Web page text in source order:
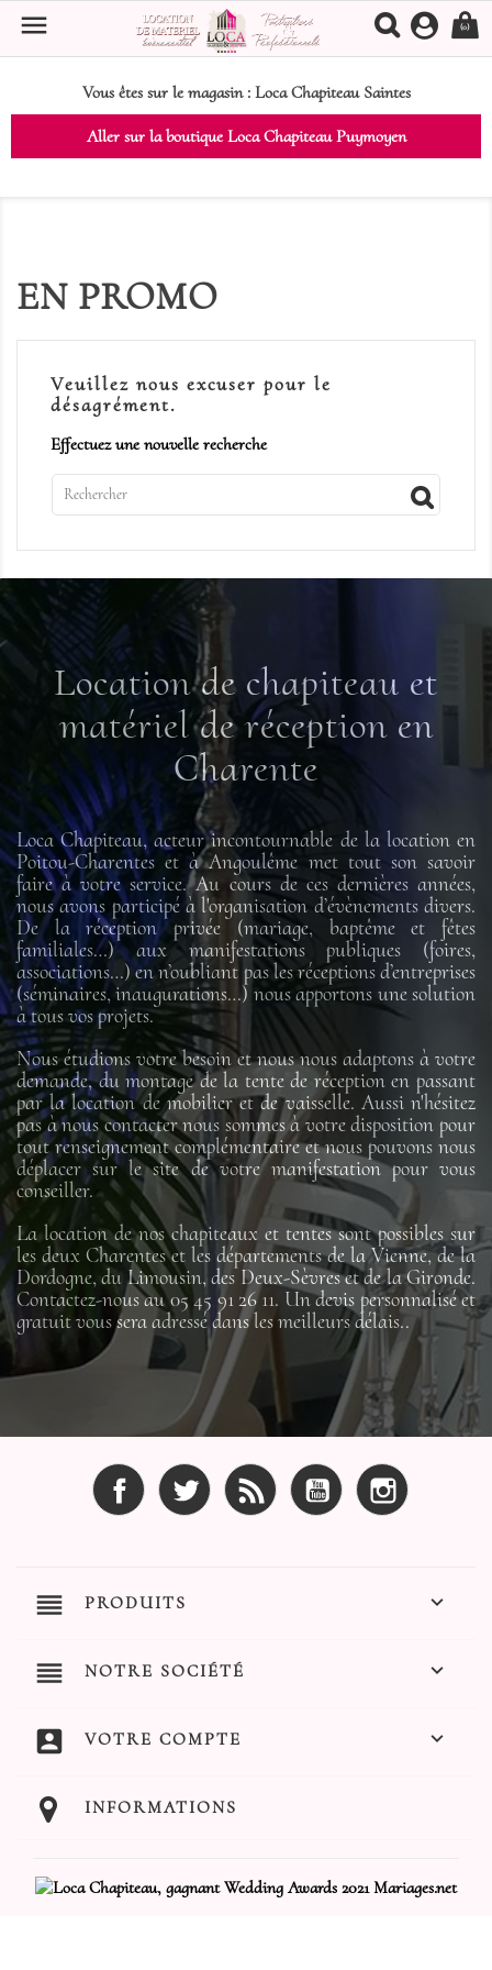
Vous êtes sur le magasin :Loca Chapiteau Saintes
Aller sur la boutique Loca Chapiteau Puymoyen
 (0)
EN PROMO
Veuillez nous excuser pour le
désagrément.
Effectuez une nouvelle recherche
Location de chapiteau et
matériel de réception en
Charente
Loca Chapiteau, acteur incontournable de la location en
Poitou-Charentes et à Angoulême met tout son savoir
faire à votre service. Au cours de ces dernières années,
nous avons participé à l'organisation d’évènements divers.
De la réception privée (mariage, baptême et fêtes
familiales…) aux manifestations publiques (foires,
associations…) en n’oubliant pas les réceptions d’entreprises
(séminaires, inaugurations…) nous apportons une solution
à tous vos projets.
Nous étudions votre besoin et nous nous adaptons à votre
demande, du montage de la tente de réception en passant
par la location de mobilier et de vaisselle. Aussi n'hésitez
pas à nous contacter nous sommes à votre disposition pour
tout renseignement complémentaire et nous pouvons nous
déplacer sur le site de votre manifestation pour vous
conseiller.
La location de nos chapiteaux et tentes sont possibles sur
les deux Charentes et les départements de la Vienne, de la
Dordogne, du Limousin, des Deux-Sèvres et de la Gironde.
Contactez-nous au 05 45 91 26 11. Un devis personnalisé et
gratuit vous sera adressé dans les meilleurs délais..
Facebook Twitter Rss YouTube
reorder PRODUITS 
reorder NOTRE SOCIÉTÉ 
account_box VOTRE COMPTE 
INFORMATIONS